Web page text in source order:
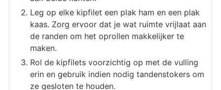
Leg op elke kipfilet een plak ham en een plak
kaas. Zorg ervoor dat je wat ruimte vrijlaat aan
de randen om het oprollen makkelijker te
maken.
Rol de kipfilets voorzichtig op met de vulling
erin en gebruik indien nodig tandenstokers om
ze gesloten te houden.